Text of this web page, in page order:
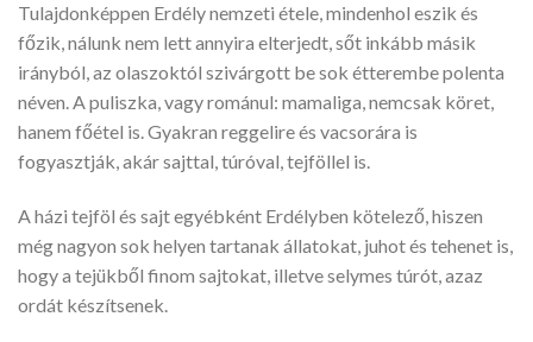
Tulajdonképpen Erdély nemzeti étele, mindenhol eszik és
főzik, nálunk nem lett annyira elterjedt, sőt inkább másik
irányból, az olaszoktól szivárgott be sok étterembe polenta
néven. A puliszka, vagy románul: mamaliga, nemcsak köret,
hanem főétel is. Gyakran reggelire és vacsorára is
fogyasztják, akár sajttal, túróval, tejföllel is.
A házi tejföl és sajt egyébként Erdélyben kötelező, hiszen
még nagyon sok helyen tartanak állatokat, juhot és tehenet is,
hogy a tejükből finom sajtokat, illetve selymes túrót, azaz
ordát készítsenek.